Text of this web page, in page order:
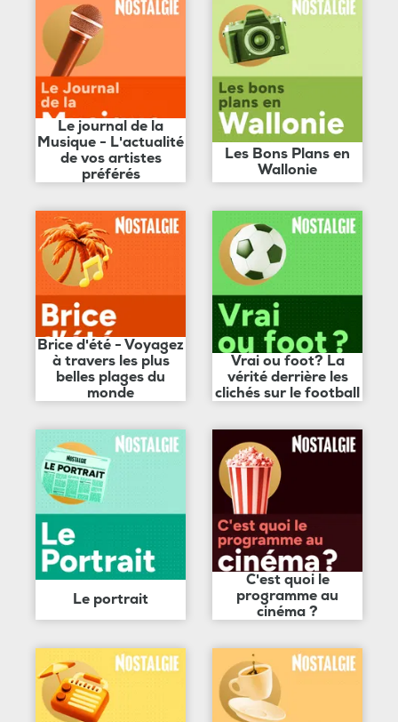
Le journal de la
Musique - L'actualité
de vos artistes
préférés
Les Bons Plans en
Wallonie
Brice d'été - Voyagez
à travers les plus
belles plages du
monde
Vrai ou foot? La
vérité derrière les
clichés sur le football
Le portrait
C'est quoi le
programme au
cinéma ?